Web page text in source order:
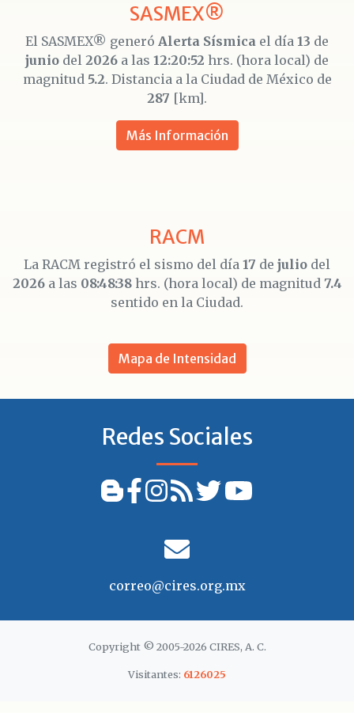
SASMEX®
El SASMEX® generó Alerta Sísmica el día 13 de
junio del 2026 a las 12:20:52 hrs. (hora local) de
magnitud 5.2. Distancia a la Ciudad de México de
287 [km].
Más Información
RACM
La RACM registró el sismo del día 17 de julio del
2026 a las 08:48:38hrs. (hora local) de magnitud 7.4
sentido en la Ciudad.
Mapa de Intensidad
Redes Sociales
correo@cires.org.mx
Copyright © 2005-2026 CIRES, A. C.
Visitantes: 6126025